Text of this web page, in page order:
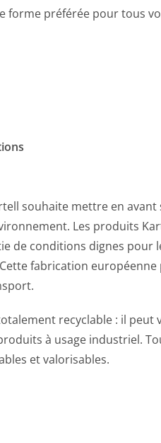
forme préférée pour tous
souhaite mettre en avant
Les produits
de conditions dignes pour
fabrication
recyclable : il peut
à usage industriel.
et valorisables.